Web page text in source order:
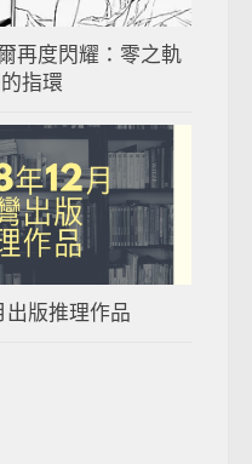
再度閃耀：零之軌
指環
版推理作品